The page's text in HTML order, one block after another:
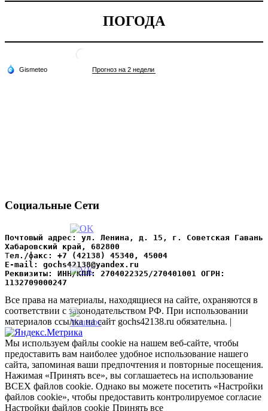
ПОГОДА
Социальные Сети
Почтовый адрес: ул. Ленина, д. 15, г. Советская Гавань
Хабаровский край, 682800
Тел./факс: +7 (42138) 45340, 45004
Е-mail: gochs42138@yandex.ru
Реквизиты: ИНН/КПП: 2704022325/270401001 ОГРН:
1132709000247
Все права на материалы, находящиеся на сайте, охраняются в
соответствии с законодательством РФ. При использовании
материалов ссылка на сайт gochs42138.ru обязательна. |
Мы используем файлы cookie на нашем веб-сайте, чтобы
предоставить вам наиболее удобное использование нашего
сайта, запоминая ваши предпочтения и повторные посещения.
Нажимая «Принять все», вы соглашаетесь на использование
ВСЕХ файлов cookie. Однако вы можете посетить «Настройки
файлов cookie», чтобы предоставить контролируемое согласие
Настройки файлов cookie Принять все